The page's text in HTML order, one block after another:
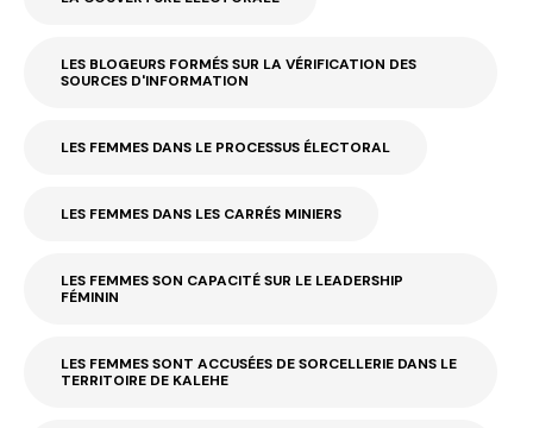
LES BLOGEURS FORMÉS SUR LA VÉRIFICATION DES
SOURCES D'INFORMATION
LES FEMMES DANS LE PROCESSUS ÉLECTORAL
LES FEMMES DANS LES CARRÉS MINIERS
LES FEMMES SON CAPACITÉ SUR LE LEADERSHIP
FÉMININ
LES FEMMES SONT ACCUSÉES DE SORCELLERIE DANS LE
TERRITOIRE DE KALEHE